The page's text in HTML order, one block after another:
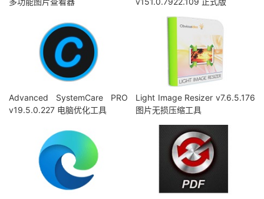
Advanced SystemCare PRO
v19.5.0.227 电脑优化工具
Light Image Resizer v7.6.5.176
图片无损压缩工具